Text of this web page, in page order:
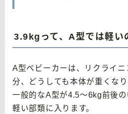
3.9kgって、A型では軽い
A型ベビーカーは、リクライ
分、どうしても本体が重くなり
一般的なA型が4.5〜6kg前後
軽い部類に入ります。